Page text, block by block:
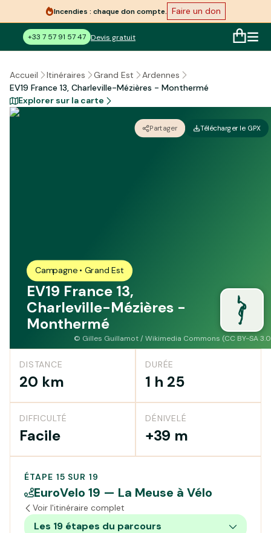
Incendies : chaque don compte. Faire un don
+33 7 57 91 57 47 Devis gratuit
Accueil Itinéraires Grand Est
Ardennes
EV19 France 13, Charleville-Mézières - Monthermé
Explorer sur la carte
Partager Télécharger le GPX
Campagne • Grand Est
EV19 France 13,
Charleville-Mézières -
Monthermé
© Gilles Guillamot / Wikimedia Commons (CC BY-SA
DISTANCE
20 km
DURÉE
1 h 25
DIFFICULTÉ
Facile
DÉNIVELÉ
+39 m
ÉTAPE 15 SUR 19
EuroVelo 19 — La Meuse à Vélo
Voir l'itinéraire complet
Les 19 étapes du parcours